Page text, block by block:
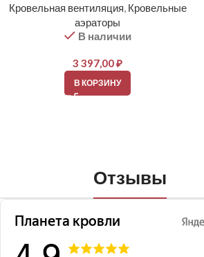
Кровельная вентиляция, Кровельные
аэраторы
В наличии
3 397,00₽
В КОРЗИНУ
Отзывы